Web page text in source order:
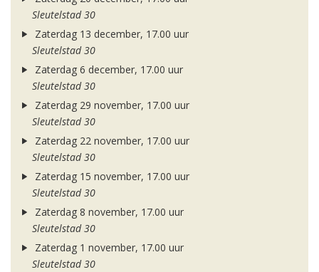
Sleutelstad 30
Zaterdag 13 december, 17.00 uur
Sleutelstad 30
Zaterdag 6 december, 17.00 uur
Sleutelstad 30
Zaterdag 29 november, 17.00 uur
Sleutelstad 30
Zaterdag 22 november, 17.00 uur
Sleutelstad 30
Zaterdag 15 november, 17.00 uur
Sleutelstad 30
Zaterdag 8 november, 17.00 uur
Sleutelstad 30
Zaterdag 1 november, 17.00 uur
Sleutelstad 30